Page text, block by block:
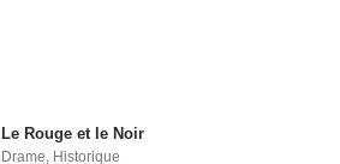
Le Rouge et le Noir
Drame Historique